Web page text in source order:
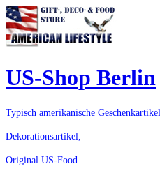
US-Shop Berlin
Typisch amerikanische Geschenkartikel,
Dekorationsartikel,
Original US-Food...